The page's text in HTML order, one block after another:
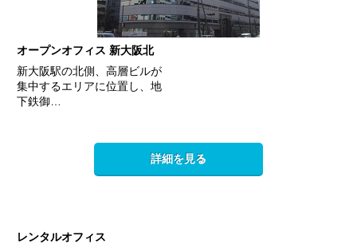
オープンオフィス 新大阪北
新大阪駅の北側、高層ビルが
集中するエリアに位置し、地
下鉄御…
詳細を見る
レンタルオフィス